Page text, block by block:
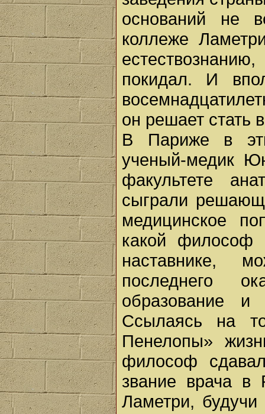
оснований не
коллеже
покидал. И
он решает стать
В Париже в эти
ученый-медик
факультете
сыграли
медицинское
какой
наставнике,
последнего
образование и
Ссылаясь на
Пенелопы»
философ
звание врача в
Ламетри, будучи